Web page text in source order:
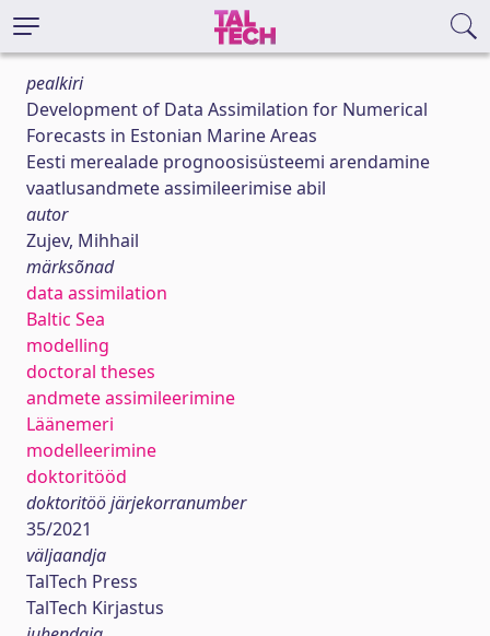
pealkiri
Development of Data Assimilation for Numerical
Forecasts in Estonian Marine Areas
Eesti merealade prognoosisüsteemi arendamine
vaatlusandmete assimileerimise abil
autor
Zujev, Mihhail
märksõnad
data assimilation
Baltic Sea
modelling
doctoral theses
andmete assimileerimine
Läänemeri
modelleerimine
doktoritööd
doktoritöö järjekorranumber
35/2021
väljaandja
TalTech Press
TalTech Kirjastus